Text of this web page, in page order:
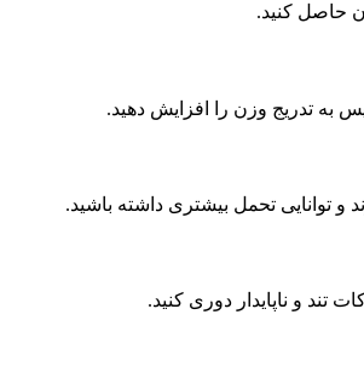
حاصل کنید.
به تدریج وزن را افزایش دهید.
توانایی تحمل بیشتری داشته باشید.
تند و ناپایدار دوری کنید.